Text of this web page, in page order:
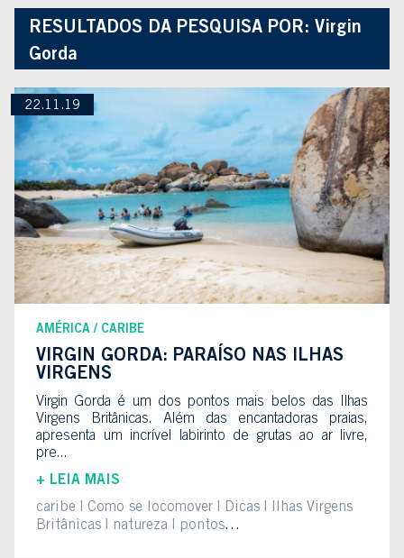
RESULTADOS DA PESQUISA POR: Virgin
Gorda
22.11.19
AMÉRICA CARIBE
VIRGIN GORDA: PARAÍSO NAS ILHAS
VIRGENS
Virgin Gorda é um dos pontos mais belos das Ilhas
Virgens Britânicas. Além das encantadoras praias,
apresenta um incrível labirinto de grutas ao ar livre,
pre...
+ LEIA MAIS
caribe
Como se locomover Dicas
Ilhas Virgens
Britânicas
natureza
pontos